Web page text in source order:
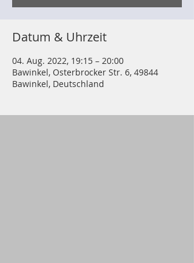
Datum & Uhrzeit
04. Aug. 2022, 19:15 – 20:00
Bawinkel, Osterbrocker Str. 6, 49844
Bawinkel, Deutschland